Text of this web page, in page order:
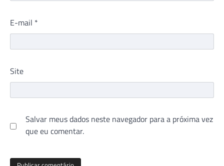
E-mail *
Site
Salvar meus dados neste navegador para a próxima vez
que eu comentar.